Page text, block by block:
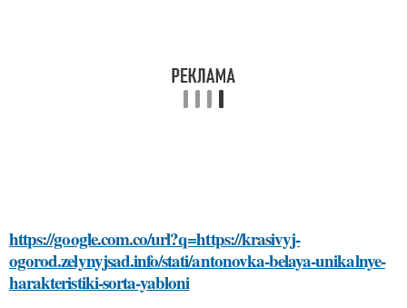
https://google.com.co/url?q=https://krasivyj-
ogorod.zelynyjsad.info/stati/antonovka-belaya-unikalnye-
harakteristiki-sorta-yabloni